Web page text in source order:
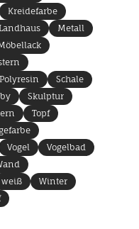
Kreidefarbe
Landhaus
Metall
Polyresin
Schale
Skulptur
Topf
Vogel
Vogelbad
weiß
Winter